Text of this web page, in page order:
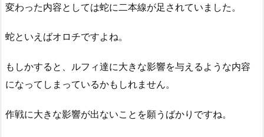
変わった内容としては蛇に二本線が足されていました。
蛇といえばオロチですよね。
もしかすると、ルフィ達に大きな影響を与えるような内容
になってしまっているかもしれません。
作戦に大きな影響が出ないことを願うばかりですね。